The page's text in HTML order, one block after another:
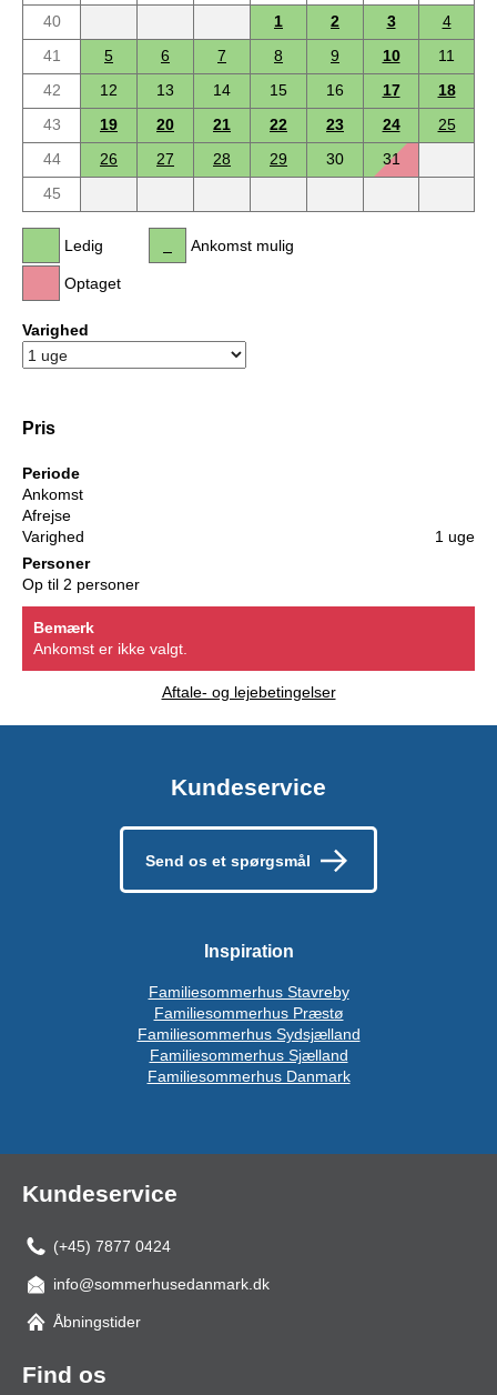
40
1 2 3
4
41
5 6 7 8 9 10
11
42
12 13 14 15 16 17
18
43
19 20 21 22 23 24
25
44
26 27 28 29 30
31
45
Ledig
Optaget
Ankomst mulig
Varighed
Pris
Periode
Ankomst
Afrejse
Varighed
1 uge
Personer
Op til 2 personer
Bemærk
Ankomst er ikke valgt.
Aftale- og lejebetingelser
Kundeservice
Send os et spørgsmål
Inspiration
Familiesommerhus Stavreby
Familiesommerhus Præstø
Familiesommerhus Sydsjælland
Familiesommerhus Sjælland
Familiesommerhus Danmark
Kundeservice
(+45) 7877 0424
info@sommerhusedanmark.dk
Åbningstider
Find os